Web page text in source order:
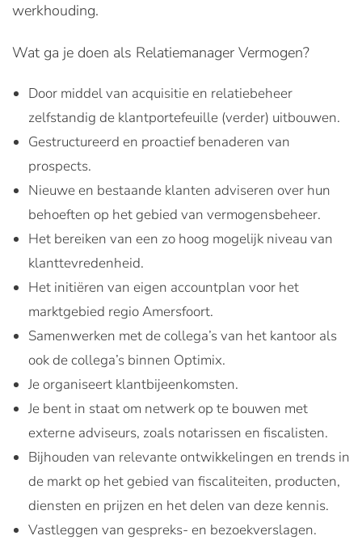
werkhouding.
Wat ga je doen als Relatiemanager Vermogen?
Door middel van acquisitie en relatiebeheer
zelfstandig de klantportefeuille (verder) uitbouwen.
Gestructureerd en proactief benaderen van
prospects.
Nieuwe en bestaande klanten adviseren over hun
behoeften op het gebied van vermogensbeheer.
Het bereiken van een zo hoog mogelijk niveau van
klanttevredenheid.
Het initiëren van eigen accountplan voor het
marktgebied regio Amersfoort.
Samenwerken met de collega’s van het kantoor als
ook de collega’s binnen Optimix.
Je organiseert klantbijeenkomsten.
Je bent in staat om netwerk op te bouwen met
externe adviseurs, zoals notarissen en fiscalisten.
Bijhouden van relevante ontwikkelingen en trends in
de markt op het gebied van fiscaliteiten, producten,
diensten en prijzen en het delen van deze kennis.
Vastleggen van gespreks- en bezoekverslagen.